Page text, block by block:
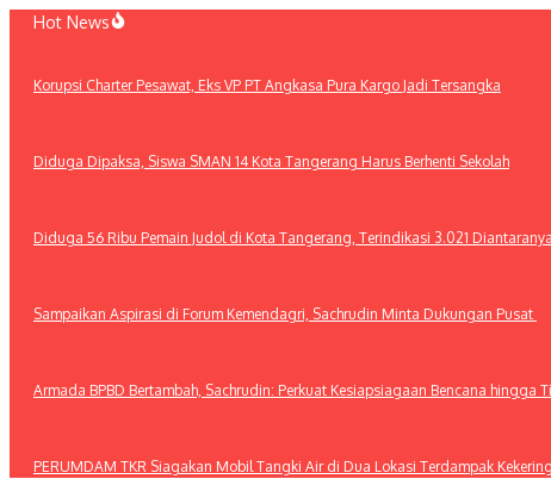
Lewati
Hot News
Korupsi Charter Pesawat, Eks VP PT Angkasa Pura Kargo Jadi Tersangka
Diduga Dipaksa, Siswa SMAN 14 Kota Tangerang Harus Berhenti Sekolah
Diduga 56 Ribu Pemain Judol di Kota Tangerang, Terindikasi 3.021
Sampaikan Aspirasi di Forum Kemendagri, Sachrudin Minta Dukungan Pusat
Armada BPBD Bertambah, Sachrudin: Perkuat Kesiapsiagaan Bencana hingga
PERUMDAM TKR Siagakan Mobil Tangki Air di Dua Lokasi Terdampak